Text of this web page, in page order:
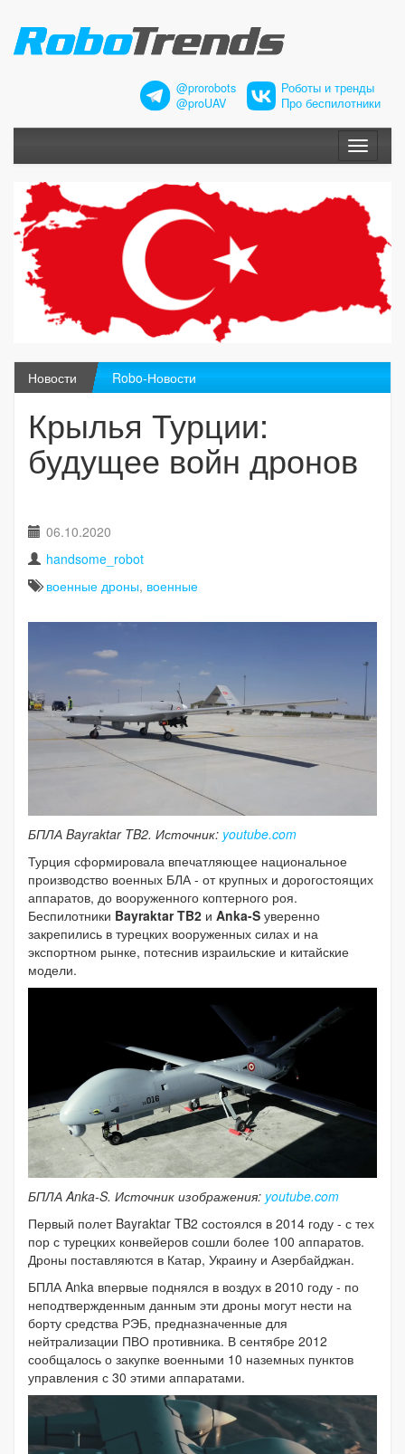
@prorobots
@proUAV
Роботы и тренды
Про беспилотники
Меню
Новости Robo-Новости
Крылья Турции:
будущее войн дронов
06.10.2020
handsome_robot
военные дроны, военные
БПЛА Bayraktar TB2. Источник: youtube.com
Турция сформировала впечатляющее национальное
производство военных БЛА - от крупных и дорогостоящих
аппаратов, до вооруженного коптерного роя.
Беспилотники Bayraktar TB2 и Anka-S уверенно
закрепились в турецких вооруженных силах и на
экспортном рынке, потеснив израильские и китайские
модели.
БПЛА Anka-S. Источник изображения: youtube.com
Первый полет Bayraktar TB2 состоялся в 2014 году - с тех
пор с турецких конвейеров сошли более 100 аппаратов.
Дроны поставляются в Катар, Украину и Азербайджан.
БПЛА Anka впервые поднялся в воздух в 2010 году - по
неподтвержденным данным эти дроны могут нести на
борту средства РЭБ, предназначенные для
нейтрализации ПВО противника. В сентябре 2012
сообщалось о закупке военными 10 наземных пунктов
управления с 30 этими аппаратами.